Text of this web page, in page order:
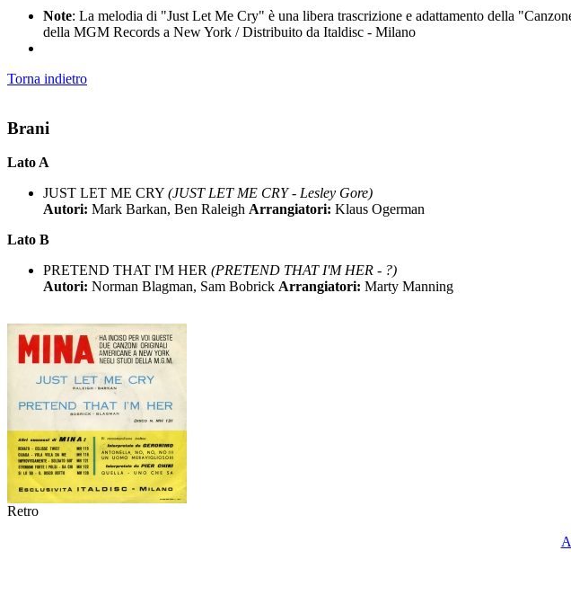
Note: La melodia di "Just Let Me Cry" è una libera trascrizione e adattamento della
della MGM Records a New York / Distribuito da Italdisc - Milano
Torna indietro
Brani
Lato A
JUST LET ME CRY (JUST LET ME CRY - Lesley Gore)
Autori: Mark Barkan, Ben Raleigh Arrangiatori: Klaus Ogerman
Lato B
PRETEND THAT I'M HER (PRETEND THAT I'M HER - ?)
Autori: Norman Blagman, Sam Bobrick Arrangiatori: Marty Manning
Retro